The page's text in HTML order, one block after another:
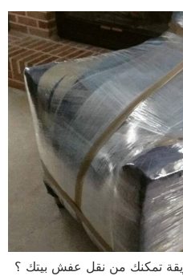
تمكنك من نقل عفش بيتك ؟